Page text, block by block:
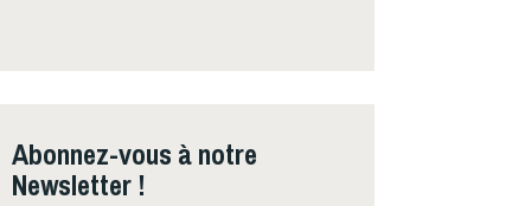
Abonnez-vous à notre
Newsletter !